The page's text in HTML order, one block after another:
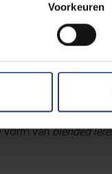
Voorkeuren
je een verkorte
om zijn moderne
De
vorm vanblended